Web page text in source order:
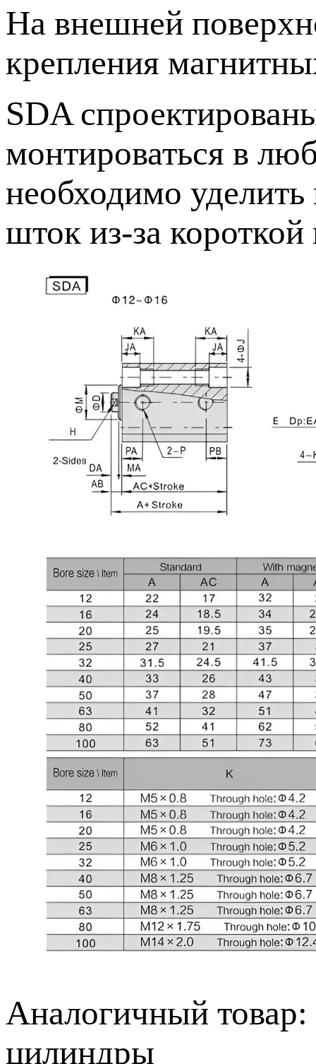
На внешней
крепления
SDA
монтироваться в
необходимо
шток из-за
Аналогичный
цилиндры